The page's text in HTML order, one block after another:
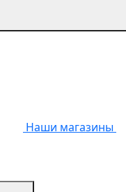
Наши магазины